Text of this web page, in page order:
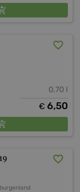
0,70 l
€ 6,50